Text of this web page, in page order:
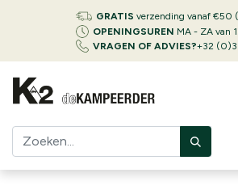
GRATIS verzending vanaf €50
OPENINGSUREN MA - ZA van
VRAGEN OF ADVIES?+32